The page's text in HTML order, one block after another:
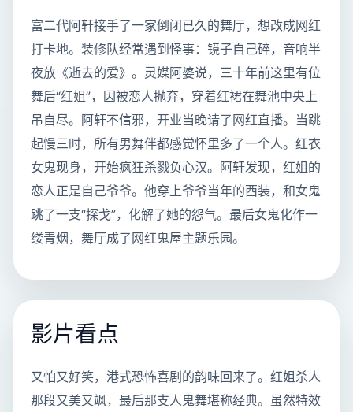
富二代阿轩接手了一家倒闭已久的舞厅，想改成网红
打卡地。装修队经常遇到怪事：镜子自己碎，音响半
夜放《逝去的爱》。灵媒阿婆说，三十年前这里有位
舞后“红姐”，因被恋人抛弃，穿着红裙在舞池中央上
吊自尽。阿轩不信邪，开业当晚请了网红直播。当跳
起慢三时，所有男舞伴都感觉怀里多了一个人。红衣
女鬼现身，开始疯狂杀戮负心汉。阿轩发现，红姐的
恋人正是自己爷爷。他穿上爷爷当年的西装，和女鬼
跳了一支“探戈”，化解了她的怨气。最后女鬼化作一
缕青烟，舞厅成了网红鬼屋主题乐园。
影片看点
又怕又好笑，港式恐怖喜剧的韵味回来了。红姐杀人
那段又美又飒，最后那支人鬼舞堪称经典。虽然特效